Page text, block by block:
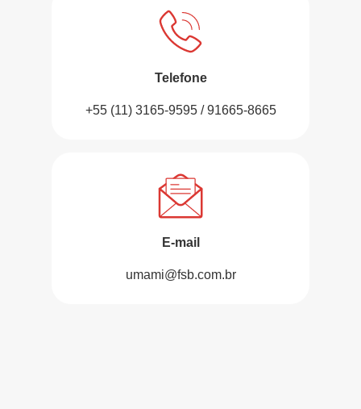
Telefone
+55 (11) 3165-9595 / 91665-8665
E-mail
umami@fsb.com.br